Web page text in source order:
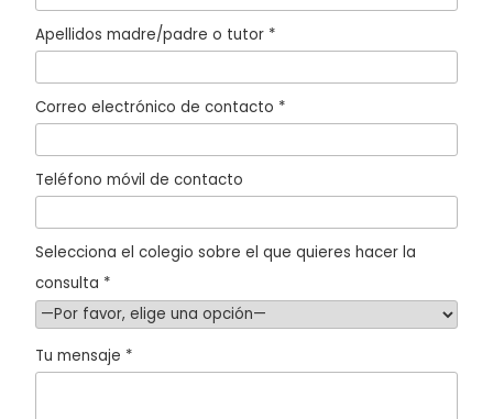
Apellidos madre/padre o tutor *
Correo electrónico de contacto *
Teléfono móvil de contacto
Selecciona el colegio sobre el que quieres hacer la
consulta *
Tu mensaje *